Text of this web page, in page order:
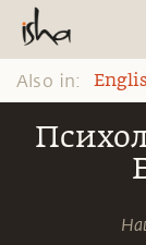
Also in: